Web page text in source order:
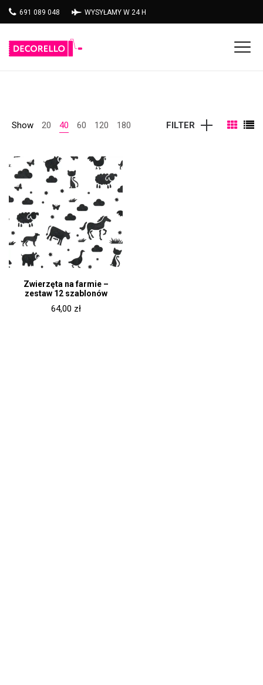
691 089 048 WYSYŁAMY W 24 H
Show 20 40 60 120 180 FILTER
Zwierzęta na farmie –
zestaw 12 szablonów
64,00 zł